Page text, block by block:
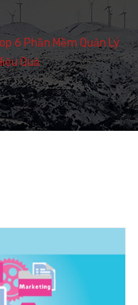
6 Phần Mềm Quản Lý
Quả